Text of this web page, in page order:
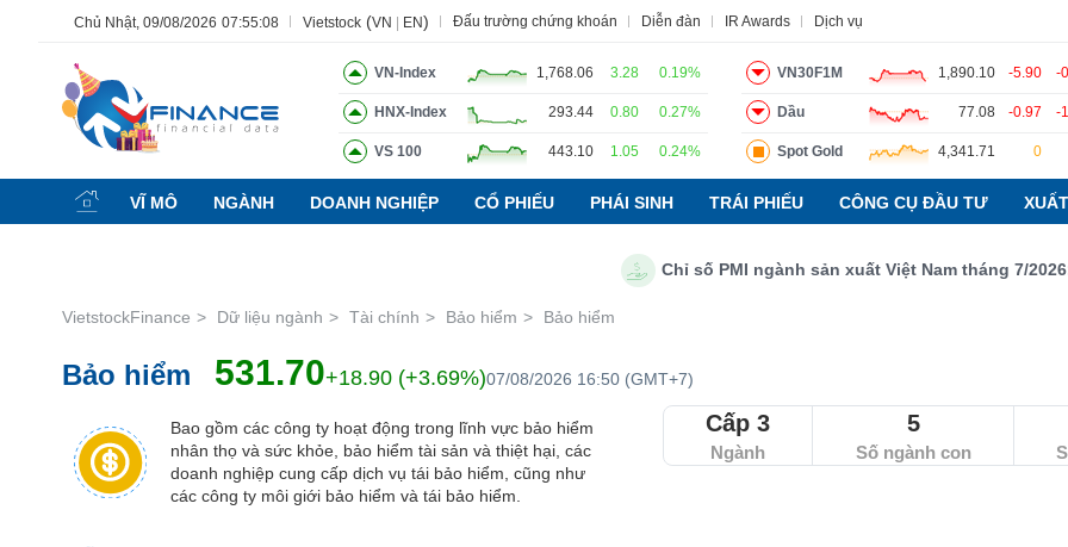
Chủ Nhật, 09/08/2026 07:55:09 Vietstock (VN EN) Đấu trường chứng khoán Diễn đàn IR Awards Dịch vụ
VN-Index 1,768.06 3.28 0.19%
HNX-Index 293.44 0.80 0.27%
VS 100 443.10 1.05 0.24%
VN30F1M 1,890.10 -5.90 -
Dầu 77.08 -0.97 -
Spot Gold 4,341.71 0
VĨ MÔ NGÀNH DOANH NGHIỆP CỔ PHIẾU PHÁI SINH TRÁI PHIẾU CÔNG CỤ ĐẦU TƯ
Chỉ số PMI ngành sản xuất Việt Nam tháng 7/2026:
VietstockFinance Dữ liệu ngành Tài chính Bảo hiểm Bảo hiểm
Bảo hiểm 531.70+18.90 (+3.69%)07/08/2026 16:50 (GMT+7)
Bao gồm các công ty hoạt động trong lĩnh vực bảo hiểm
nhân thọ và sức khỏe, bảo hiểm tài sản và thiệt hại, các
doanh nghiệp cung cấp dịch vụ tái bảo hiểm, cũng như
các công ty môi giới bảo hiểm và tái bảo hiểm.
Cấp 3
Ngành
5
Số ngành con
Tất cả Tính năng Ngành Mã chứng khoán Lãnh đạo Báo cáo phân tích Thuật ngữ
Tính
năng
(-)
CHỨNG
DOANH
NGHIỆP